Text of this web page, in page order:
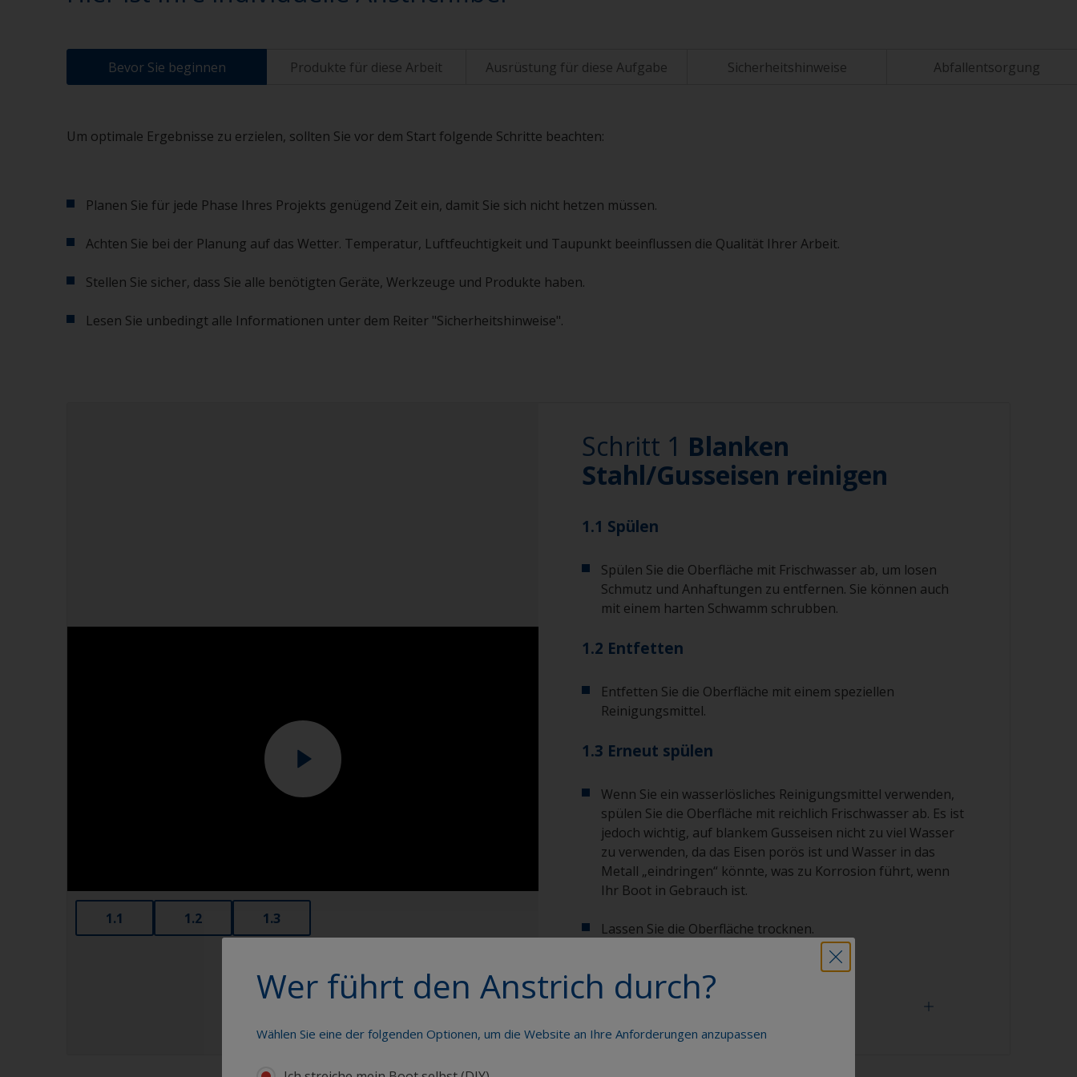
Bevor Sie beginnen Produkte für diese Arbeit Ausrüstung für diese Aufgabe Sicherheitshinweise Abfallentsorgung
Um optimale Ergebnisse zu erzielen, sollten Sie vor dem Start folgende Schritte beachten:
Planen Sie für jede Phase Ihres Projekts genügend Zeit ein, damit Sie sich nicht hetzen müssen.
Achten Sie bei der Planung auf das Wetter. Temperatur, Luftfeuchtigkeit und Taupunkt beeinflussen die Qualität Ihrer Arbeit.
Stellen Sie sicher, dass Sie alle benötigten Geräte, Werkzeuge und Produkte haben.
Lesen Sie unbedingt alle Informationen unter dem Reiter "Sicherheitshinweise".
1.1 1.2 1.3
Schritt 1 Blanken
Stahl/Gusseisen reinigen
1.1 Spülen
Spülen Sie die Oberfläche mit Frischwasser ab, um losen
Schmutz und Anhaftungen zu entfernen. Sie können auch
mit einem harten Schwamm schrubben.
1.2 Entfetten
Entfetten Sie die Oberfläche mit einem speziellen
Reinigungsmittel.
1.3 Erneut spülen
Wenn Sie ein wasserlösliches Reinigungsmittel verwenden,
spülen Sie die Oberfläche mit reichlich Frischwasser ab. Es ist
jedoch wichtig, auf blankem Gusseisen nicht zu viel Wasser
zu verwenden, da das Eisen porös ist und Wasser in das
Metall „eindringen“ könnte, was zu Korrosion führt, wenn
Ihr Boot in Gebrauch ist.
Lassen Sie die Oberfläche trocknen.
Wer führt den Anstrich durch?
Wählen Sie eine der folgenden Optionen, um die Website an Ihre Anforderungen anzupassen